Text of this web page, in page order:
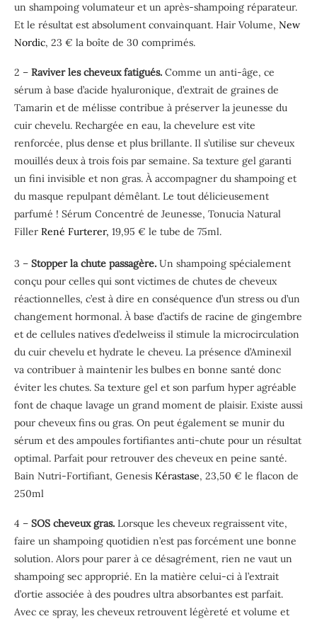
un shampoing volumateur et un après-shampoing réparateur.
Et le résultat est absolument convainquant. Hair Volume, New
Nordic, 23 € la boîte de 30 comprimés.
2 – Raviver les cheveux fatigués. Comme un anti-âge, ce
sérum à base d’acide hyaluronique, d’extrait de graines de
Tamarin et de mélisse contribue à préserver la jeunesse du
cuir chevelu. Rechargée en eau, la chevelure est vite
renforcée, plus dense et plus brillante. Il s’utilise sur cheveux
mouillés deux à trois fois par semaine. Sa texture gel garanti
un fini invisible et non gras. À accompagner du shampoing et
du masque repulpant démêlant. Le tout délicieusement
parfumé ! Sérum Concentré de Jeunesse, Tonucia Natural
Filler René Furterer, 19,95 € le tube de 75ml.
3 – Stopper la chute passagère. Un shampoing spécialement
conçu pour celles qui sont victimes de chutes de cheveux
réactionnelles, c’est à dire en conséquence d’un stress ou d’un
changement hormonal. À base d’actifs de racine de gingembre
et de cellules natives d’edelweiss il stimule la microcirculation
du cuir chevelu et hydrate le cheveu. La présence d’Aminexil
va contribuer à maintenir les bulbes en bonne santé donc
éviter les chutes. Sa texture gel et son parfum hyper agréable
font de chaque lavage un grand moment de plaisir. Existe aussi
pour cheveux fins ou gras. On peut également se munir du
sérum et des ampoules fortifiantes anti-chute pour un résultat
optimal. Parfait pour retrouver des cheveux en peine santé.
Bain Nutri-Fortifiant, Genesis Kérastase, 23,50 € le flacon de
250ml
4 – SOS cheveux gras. Lorsque les cheveux regraissent vite,
faire un shampoing quotidien n’est pas forcément une bonne
solution. Alors pour parer à ce désagrément, rien ne vaut un
shampoing sec approprié. En la matière celui-ci à l’extrait
d’ortie associée à des poudres ultra absorbantes est parfait.
Avec ce spray, les cheveux retrouvent légèreté et volume et